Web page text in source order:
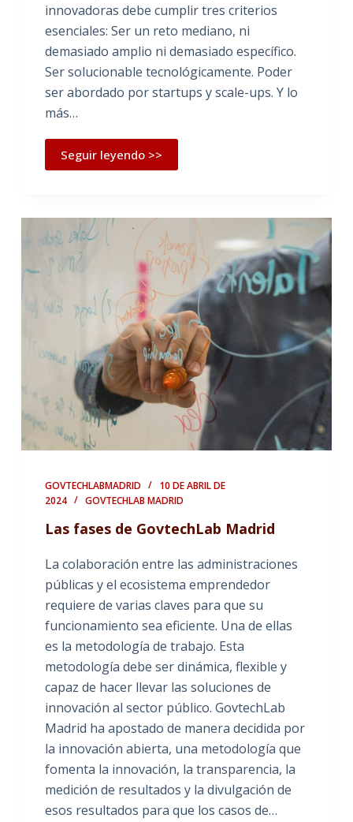
innovadoras debe cumplir tres criterios
esenciales: Ser un reto mediano, ni
demasiado amplio ni demasiado específico.
Ser solucionable tecnológicamente. Poder
ser abordado por startups y scale-ups. Y lo
más…
Seguir leyendo >>
GOVTECHLABMADRID
10 DE ABRIL DE
2024
GOVTECHLAB MADRID
Las fases de GovtechLab Madrid
La colaboración entre las administraciones
públicas y el ecosistema emprendedor
requiere de varias claves para que su
funcionamiento sea eficiente. Una de ellas
es la metodología de trabajo. Esta
metodología debe ser dinámica, flexible y
capaz de hacer llevar las soluciones de
innovación al sector público. GovtechLab
Madrid ha apostado de manera decidida por
la innovación abierta, una metodología que
fomenta la innovación, la transparencia, la
medición de resultados y la divulgación de
esos resultados para que los casos de…